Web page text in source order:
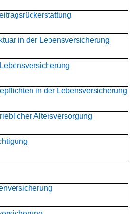
in der Lebensversicherung
in der Lebensversicherung
Altersversorgung